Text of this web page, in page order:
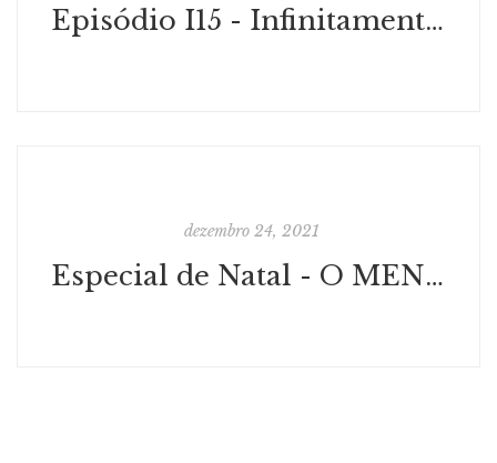
Episódio I15 - Infinitamente mais
dezembro 24, 2021
Especial de Natal - O MENINO DE NAZARÉ